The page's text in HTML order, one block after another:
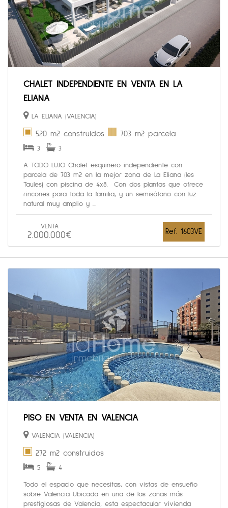
CHALET INDEPENDIENTE EN VENTA EN LA
ELIANA
LA ELIANA (VALENCIA)
520 m2 construidos 703 m2 parcela
3 3
A TODO LUJO Chalet esquinero independiente con
parcela de 703 m2 en la mejor zona de La Eliana (les
Taules) con piscina de 4x8. Con dos plantas que ofrece
rincones para toda la familia, y un semisótano con luz
natural muy amplio y ...
VENTA
2.000.000€ Ref. 1603VE
PISO EN VENTA EN VALENCIA
VALENCIA (VALENCIA)
272 m2 construidos
5 4
Todo el espacio que necesitas, con vistas de ensueño
sobre Valencia Ubicada en una de las zonas más
prestigiosas de Valencia, esta espectacular vivienda